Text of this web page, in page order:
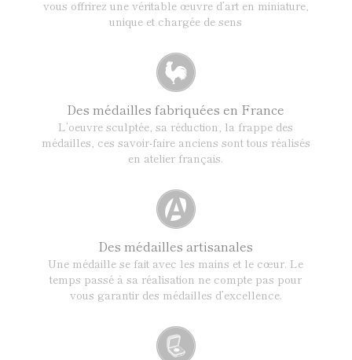
vous offrirez une véritable œuvre d’art en miniature,
unique et chargée de sens
Des médailles fabriquées en France
L’oeuvre sculptée, sa réduction, la frappe des
médailles, ces savoir-faire anciens sont tous réalisés
en atelier français.
Des médailles artisanales
Une médaille se fait avec les mains et le cœur. Le
temps passé à sa réalisation ne compte pas pour
vous garantir des médailles d’excellence.